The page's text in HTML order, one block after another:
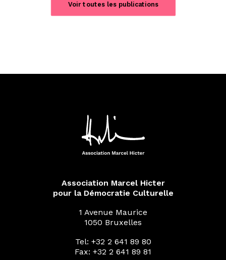
Voir toutes les publications
Association Marcel Hicter
pour la Démocratie Culturelle
1 Avenue Maurice
1050 Bruxelles
Tel: +32 2 641 89 80
Fax: +32 2 641 89 81